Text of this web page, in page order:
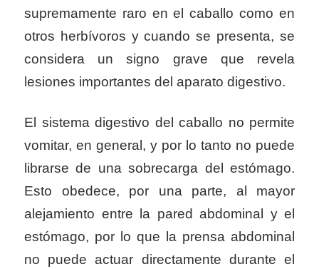
supremamente raro en el caballo como en
otros herbívoros y cuando se presenta, se
considera un signo grave que revela
lesiones importantes del aparato digestivo.
El sistema digestivo del caballo no permite
vomitar, en general, y por lo tanto no puede
librarse de una sobrecarga del estómago.
Esto obedece, por una parte, al mayor
alejamiento entre la pared abdominal y el
estómago, por lo que la prensa abdominal
no puede actuar directamente durante el